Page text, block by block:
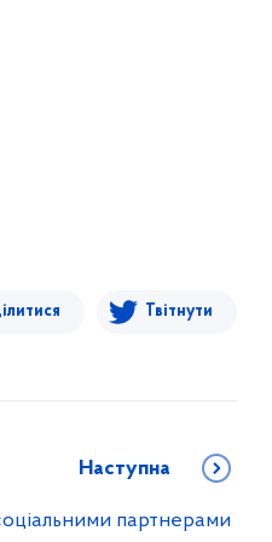
Твітнути
Наступна
партнерами